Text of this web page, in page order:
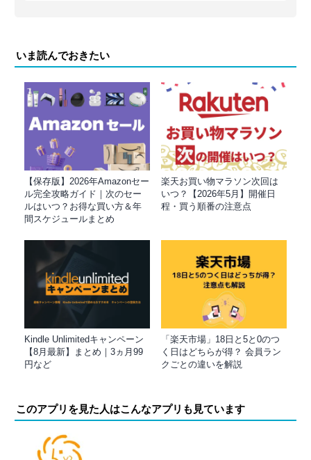
いま読んでおきたい
【保存版】2026年Amazonセー
ル完全攻略ガイド｜次のセー
ルはいつ？お得な買い方＆年
間スケジュールまとめ
楽天お買い物マラソン次回は
いつ？【2026年5月】開催日
程・買う順番の注意点
Kindle Unlimitedキャンペーン
【8月最新】まとめ｜3ヵ月99
円など
「楽天市場」18日と5と0のつ
く日はどちらが得？ 会員ラン
クごとの違いを解説
このアプリを見た人はこんなアプリも見ています